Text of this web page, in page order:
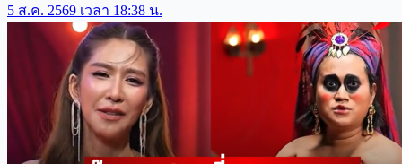
5 ส.ค. 2569 เวลา 18:38 น.